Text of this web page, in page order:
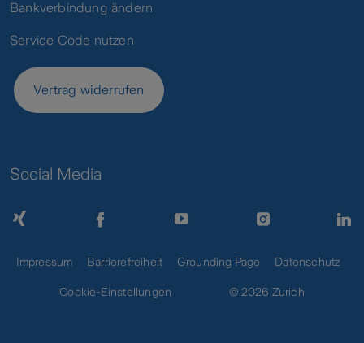
Bankverbindung ändern
Service Code nutzen
Vertrag widerrufen
Social Media
Impressum Barrierefreiheit Grounding Page Datenschutz
Cookie-Einstellungen © 2026 Zurich